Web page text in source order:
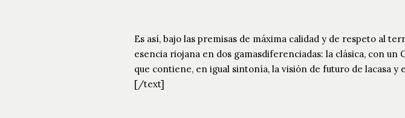
Es así, bajo las premisas de máxima calidad y de respeto al
esencia riojana en dos gamasdiferenciadas: la clásica, con
que contiene, en igual sintonía, la visión de futuro de lacasa y
[/text]